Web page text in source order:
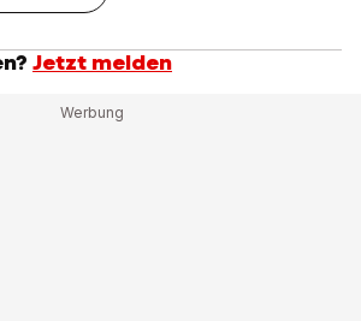
Jetzt melden